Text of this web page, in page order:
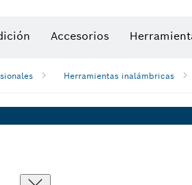
Accesorios
Herramientas inalámbricas